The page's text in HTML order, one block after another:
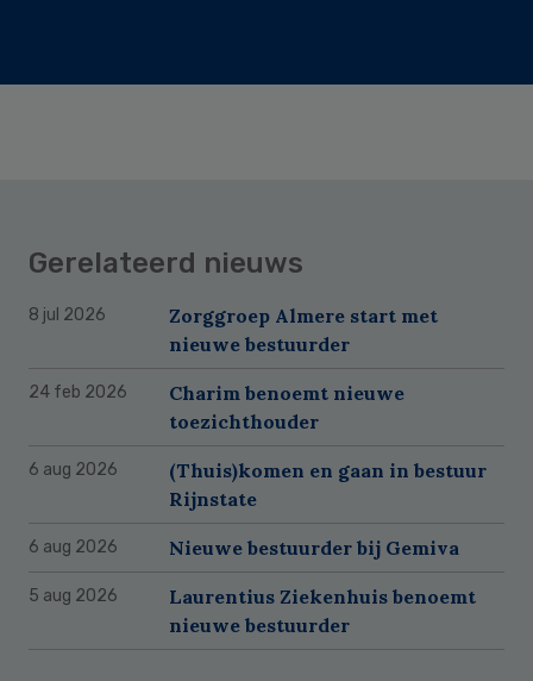
Gerelateerd nieuws
8 jul 2026
Zorggroep Almere start met
nieuwe bestuurder
24 feb 2026
Charim benoemt nieuwe
toezichthouder
6 aug 2026
(Thuis)komen en gaan in bestuur
Rijnstate
6 aug 2026 Nieuwe bestuurder bij Gemiva
5 aug 2026
Laurentius Ziekenhuis benoemt
nieuwe bestuurder